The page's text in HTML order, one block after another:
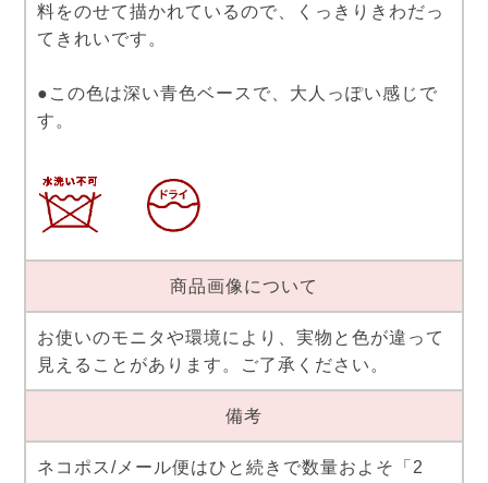
料をのせて描かれているので、くっきりきわだっ
てきれいです。
●この色は深い青色ベースで、大人っぽい感じで
す。
商品画像について
お使いのモニタや環境により、実物と色が違って
見えることがあります。ご了承ください。
備考
ネコポス/メール便はひと続きで数量およそ「2